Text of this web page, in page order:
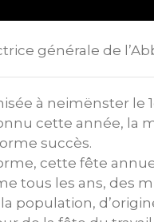
générale de
à neimënster le
cette année,
succès.
cette fête
tous les ans, des
population,